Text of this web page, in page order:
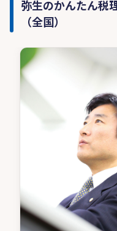
弥生のかんたん
（全国）